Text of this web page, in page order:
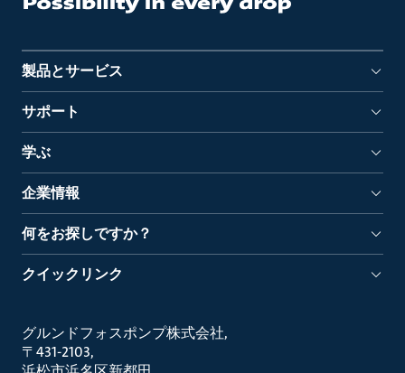
製品とサービス
サポート
学ぶ
企業情報
何をお探しですか？
クイックリンク
グルンドフォスポンプ株式会社
〒431-2103